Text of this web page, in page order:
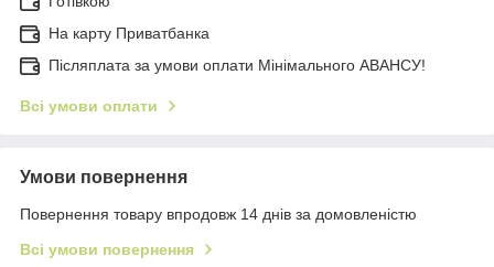
На карту Приватбанка
Післяплата за умови оплати Мінімального АВАНСУ!
Всі умови оплати
Умови повернення
Повернення товару впродовж 14 днів за домовленістю
Всі умови повернення